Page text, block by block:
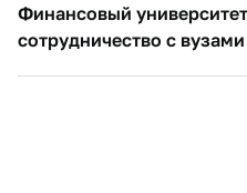
Финансовый
сотрудничество с